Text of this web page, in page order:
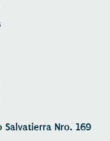
Salvatierra Nro. 169